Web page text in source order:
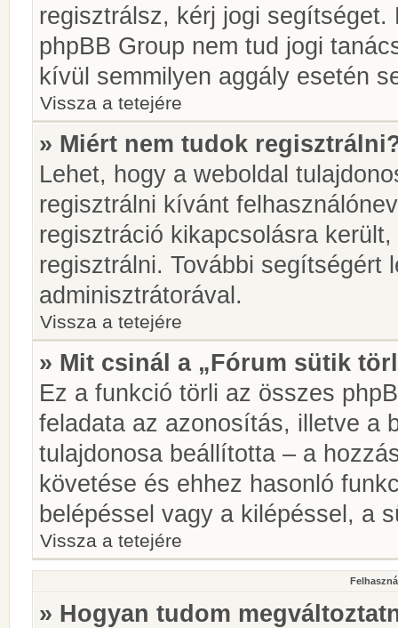
regisztrálsz, kérj jogi
phpBB Group nem tud jogi
kívül semmilyen aggály esetén
Vissza a tetejére
» Miért nem tudok
Lehet, hogy a weboldal
regisztrálni kívánt
regisztráció kikapcsolásra
regisztrálni. További segítségért
adminisztrátorával.
Vissza a tetejére
» Mit csinál a „Fórum sütik
Ez a funkció törli az összes
feladata az azonosítás, illetve a
tulajdonosa beállította – a
követése és ehhez hasonló
belépéssel vagy a kilépéssel, a
Vissza a tetejére
» Hogyan tudom